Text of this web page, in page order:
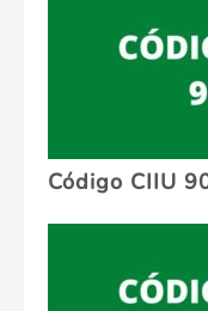
Código CIIU